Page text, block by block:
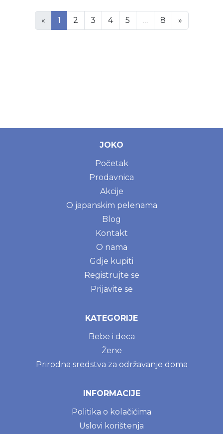
« 1 2 3 4 5 … 8 »
JOKO
Početak
Prodavnica
Akcije
O japanskim pelenama
Blog
Kontakt
O nama
Gdje kupiti
Registrujte se
Prijavite se
KATEGORIJE
Bebe i deca
Žene
Prirodna sredstva za održavanje doma
INFORMACIJE
Politika o kolačićima
Uslovi korištenja